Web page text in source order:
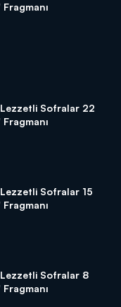
Sofralar 22
Sofralar 15
Sofralar 8